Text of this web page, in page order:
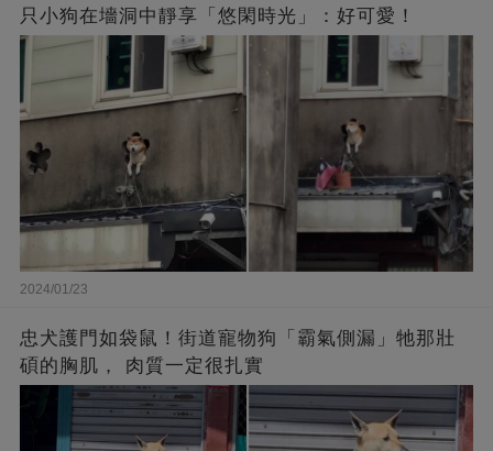
只小狗在墻洞中靜享「悠閑時光」：好可愛！
2024/01/23
忠犬護門如袋鼠！街道寵物狗「霸氣側漏」牠那壯
碩的胸肌， 肉質一定很扎實